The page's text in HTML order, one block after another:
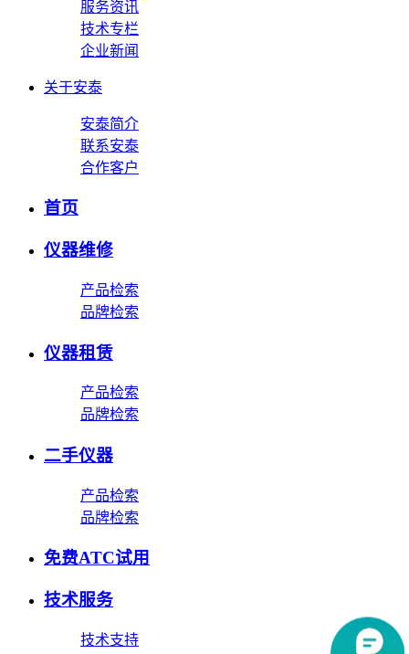
服务资讯
技术专栏
企业新闻
关于安泰
安泰简介
联系安泰
合作客户
首页
仪器维修
产品检索
品牌检索
仪器租赁
产品检索
品牌检索
二手仪器
产品检索
品牌检索
免费ATC试用
技术服务
技术支持